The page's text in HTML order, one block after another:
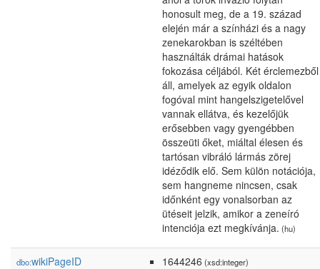
honosult meg, de a 19. század
elején már a színházi és a nagy
zenekarokban is széltében
használták drámai hatások
fokozása céljából. Két érclemezből
áll, amelyek az egyik oldalon
fogóval mint hangelszigetelővel
vannak ellátva, és kezelőjük
erősebben vagy gyengébben
összeüti őket, miáltal élesen és
tartósan vibráló lármás zörej
idéződik elő. Sem külön notációja,
sem hangneme nincsen, csak
időnként egy vonalsorban az
ütéseit jelzik, amikor a zeneíró
intenciója ezt megkívánja. (hu)
dbo:wikiPageID 1644246 (xsd:integer)